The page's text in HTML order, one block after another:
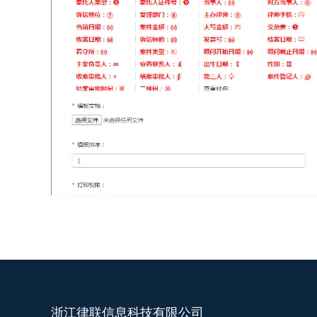
浙江律联信息科技有限公司